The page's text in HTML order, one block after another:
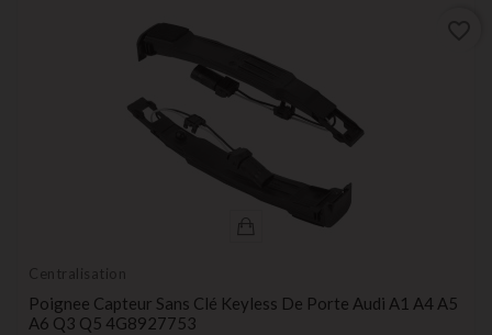
Centralisation
Poignee Capteur Sans Clé Keyless De Porte Audi A1 A4 A5
A6 Q3 Q5 4G8927753